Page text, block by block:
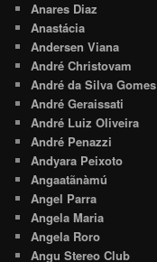
Anares Diaz
Anastácia
Andersen Viana
André Christovam
André da Silva Gomes
André Geraissati
André Luiz Oliveira
André Penazzi
Andyara Peixoto
Angaatãnàmú
Angel Parra
Angela Maria
Angela Roro
Angu Stereo Club